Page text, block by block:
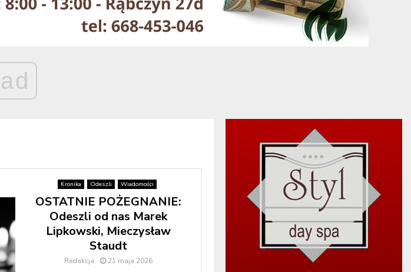
ad
Kronika Odeszli Wiadomości
OSTATNIE POŻEGNANIE:
Odeszli od nas Marek
Lipkowski, Mieczysław
Staudt
Redakcja 21 maja 2026